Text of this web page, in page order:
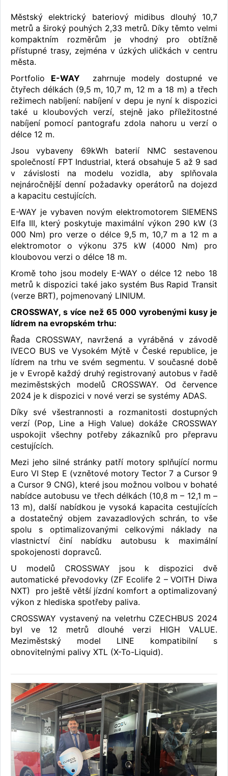
Městský elektrický bateriový midibus dlouhý 10,7
metrů a široký pouhých 2,33 metrů. Díky těmto velmi
kompaktním rozměrům je vhodný pro obtížně
přístupné trasy, zejména v úzkých uličkách v centru
města.
Portfolio E-WAY zahrnuje modely dostupné ve
čtyřech délkách (9,5 m, 10,7 m, 12 m a 18 m) a třech
režimech nabíjení: nabíjení v depu je nyní k dispozici
také u kloubových verzí, stejně jako příležitostné
nabíjení pomocí pantografu zdola nahoru u verzí o
délce 12 m.
Jsou vybaveny 69kWh baterií NMC sestavenou
společností FPT Industrial, která obsahuje 5 až 9 sad
v závislosti na modelu vozidla, aby splňovala
nejnáročnější denní požadavky operátorů na dojezd
a kapacitu cestujících.
E-WAY je vybaven novým elektromotorem SIEMENS
Elfa III, který poskytuje maximální výkon 290 kW (3
000 Nm) pro verze o délce 9,5 m, 10,7 m a 12 m a
elektromotor o výkonu 375 kW (4000 Nm) pro
kloubovou verzi o délce 18 m.
Kromě toho jsou modely E-WAY o délce 12 nebo 18
metrů k dispozici také jako systém Bus Rapid Transit
(verze BRT), pojmenovaný LINIUM.
CROSSWAY, s více než 65 000 vyrobenými kusy je
lídrem na evropském trhu:
Řada CROSSWAY, navržená a vyráběná v závodě
IVECO BUS ve Vysokém Mýtě v České republice, je
lídrem na trhu ve svém segmentu. V současné době
je v Evropě každý druhý registrovaný autobus v řadě
meziměstských modelů CROSSWAY. Od července
2024 je k dispozici v nové verzi se systémy ADAS.
Díky své všestrannosti a rozmanitosti dostupných
verzí (Pop, Line a High Value) dokáže CROSSWAY
uspokojit všechny potřeby zákazníků pro přepravu
cestujících.
Mezi jeho silné stránky patří motory splňující normu
Euro VI Step E (vznětové motory Tector 7 a Cursor 9
a Cursor 9 CNG), které jsou možnou volbou v bohaté
nabídce autobusu ve třech délkách (10,8 m – 12,1 m –
13 m), další nabídkou je vysoká kapacita cestujících
a dostatečný objem zavazadlových schrán, to vše
spolu s optimalizovanými celkovými náklady na
vlastnictví činí nabídku autobusu k maximální
spokojenosti dopravců.
U modelů CROSSWAY jsou k dispozici dvě
automatické převodovky (ZF Ecolife 2 – VOITH Diwa
NXT) pro ještě větší jízdní komfort a optimalizovaný
výkon z hlediska spotřeby paliva.
CROSSWAY vystavený na veletrhu CZECHBUS 2024
byl ve 12 metrů dlouhé verzi HIGH VALUE.
Meziměstský model LINE kompatibilní s
obnovitelnými palivy XTL (X-To-Liquid).